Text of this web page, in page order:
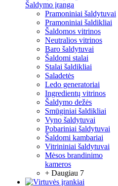
Šaldymo įranga
Pramoniniai šaldytuvai
Pramoniniai šaldikliai
Šaldomos vitrinos
Neutralios vitrinos
Baro šaldytuvai
Šaldomi stalai
Stalai šaldikliai
Saladetės
Ledo generatoriai
Ingredientų vitrinos
Šaldymo dežės
Smūginiai šaldikliai
Vyno šaldytuvai
Pobariniai šaldytuvai
Šaldomi kambariai
Vitrininiai šaldytuvai
Mėsos brandinimo
kameros
+ Daugiau 7